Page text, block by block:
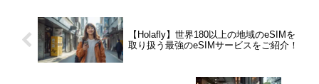
【Holafly】世界180以上の地域のeSIMを
取り扱う最強のeSIMサービスをご紹介！